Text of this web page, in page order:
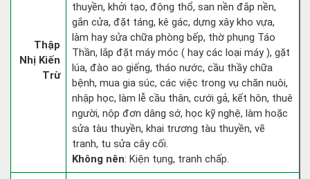
Thập
Nhị Kiến
Trừ
thuyền, khởi tạo, động thổ, san nền đắp nền,
gắn cửa, đặt táng, kê gác, dựng xây kho vựa,
làm hay sửa chữa phòng bếp, thờ phụng Táo
Thần, lắp đặt máy móc ( hay các loại máy ), gặt
lúa, đào ao giếng, tháo nước, cầu thầy chữa
bệnh, mua gia súc, các việc trong vụ chăn nuôi,
nhập học, làm lễ cầu thân, cưới gả, kết hôn, thuê
người, nộp đơn dâng sớ, học kỹ nghệ, làm hoặc
sửa tàu thuyền, khai trương tàu thuyền, vẽ
tranh, tu sửa cây cối.
Không nên: Kiện tụng, tranh chấp.